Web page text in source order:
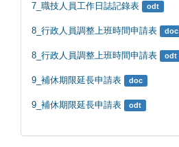
7_職技人員工作日誌記錄表 odt
8_行政人員調整上班時間申請表 doc
8_行政人員調整上班時間申請表 odt
9_補休期限延長申請表 doc
9_補休期限延長申請表 odt